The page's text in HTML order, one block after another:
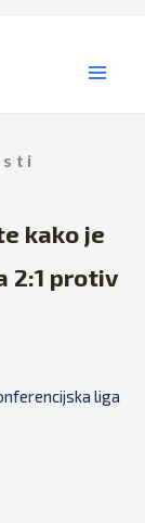
kako je
2:1 protiv
liga